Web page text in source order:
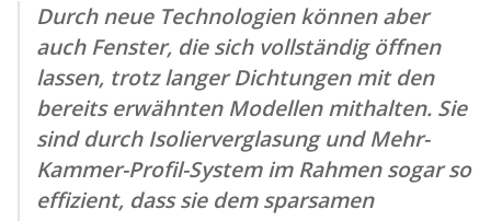
Durch neue Technologien können aber
auch Fenster, die sich vollständig öffnen
lassen, trotz langer Dichtungen mit den
bereits erwähnten Modellen mithalten. Sie
sind durch Isolierverglasung und Mehr-
Kammer-Profil-System im Rahmen sogar so
effizient, dass sie dem sparsamen